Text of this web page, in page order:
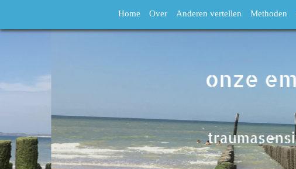
Home Over Anderen vertellen Methoden